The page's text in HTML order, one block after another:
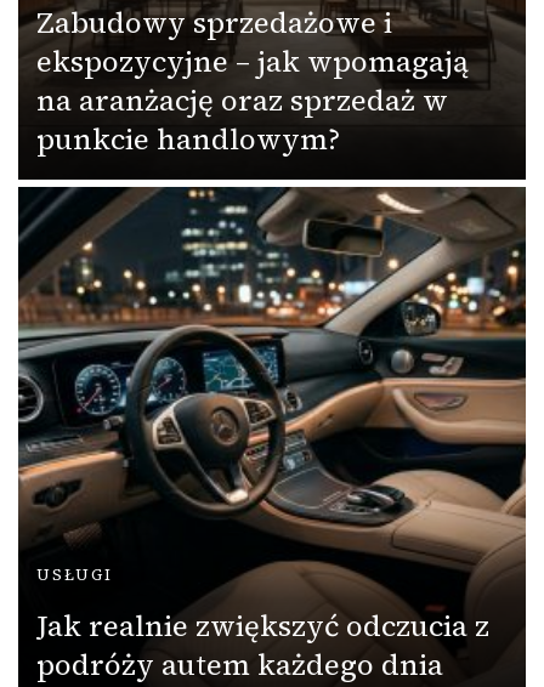
Zabudowy sprzedażowe i
ekspozycyjne – jak wpomagają
na aranżację oraz sprzedaż w
punkcie handlowym?
USŁUGI
Jak realnie zwiększyć odczucia z
podróży autem każdego dnia